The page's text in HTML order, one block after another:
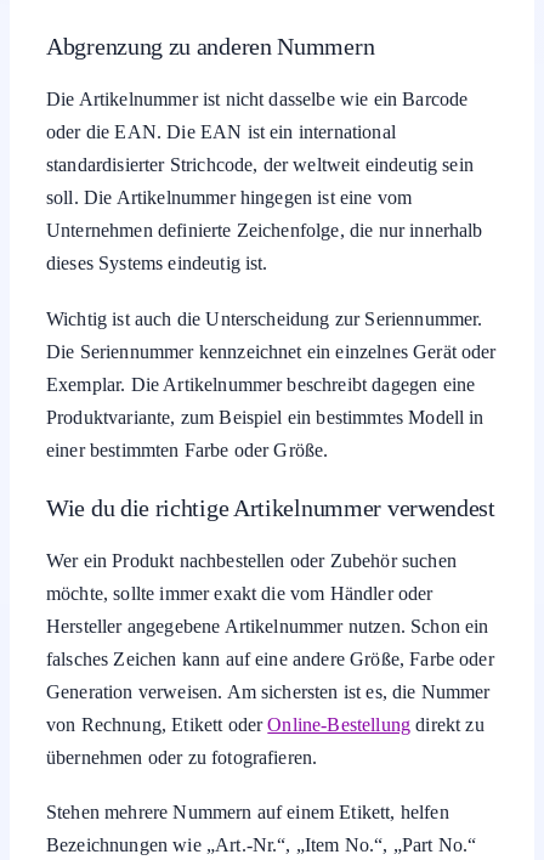
Abgrenzung zu anderen Nummern
Die Artikelnummer ist nicht dasselbe wie ein Barcode
oder die EAN. Die EAN ist ein international
standardisierter Strichcode, der weltweit eindeutig sein
soll. Die Artikelnummer hingegen ist eine vom
Unternehmen definierte Zeichenfolge, die nur innerhalb
dieses Systems eindeutig ist.
Wichtig ist auch die Unterscheidung zur Seriennummer.
Die Seriennummer kennzeichnet ein einzelnes Gerät oder
Exemplar. Die Artikelnummer beschreibt dagegen eine
Produktvariante, zum Beispiel ein bestimmtes Modell in
einer bestimmten Farbe oder Größe.
Wie du die richtige Artikelnummer verwendest
Wer ein Produkt nachbestellen oder Zubehör suchen
möchte, sollte immer exakt die vom Händler oder
Hersteller angegebene Artikelnummer nutzen. Schon ein
falsches Zeichen kann auf eine andere Größe, Farbe oder
Generation verweisen. Am sichersten ist es, die Nummer
von Rechnung, Etikett oderOnline-Bestellung direkt zu
übernehmen oder zu fotografieren.
Stehen mehrere Nummern auf einem Etikett, helfen
Bezeichnungen wie „Art.-Nr.“, „Item No.“, „Part No.“